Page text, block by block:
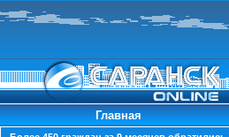
Главная